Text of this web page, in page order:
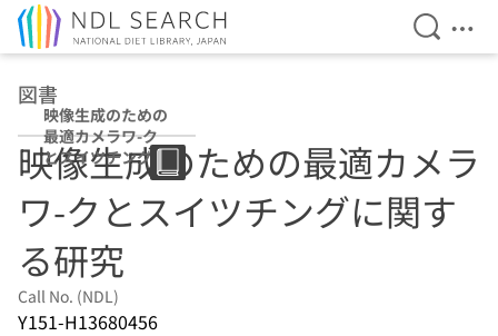
Open
図書
映像生成のための
最適カメラワ-ク
とスイツチングに
関する研究
映像生成のための最適カメラ
ワ-クとスイツチングに関す
る研究
Call No. (NDL)
Y151-H13680456